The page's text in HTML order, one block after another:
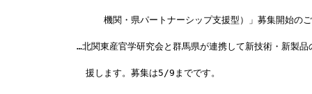
機関・県パートナーシップ支援型）」募集開始の
…北関東産官学研究会と群馬県が連携して新技術・新製品
援します。募集は5/9までです。